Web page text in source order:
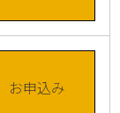
お申込み